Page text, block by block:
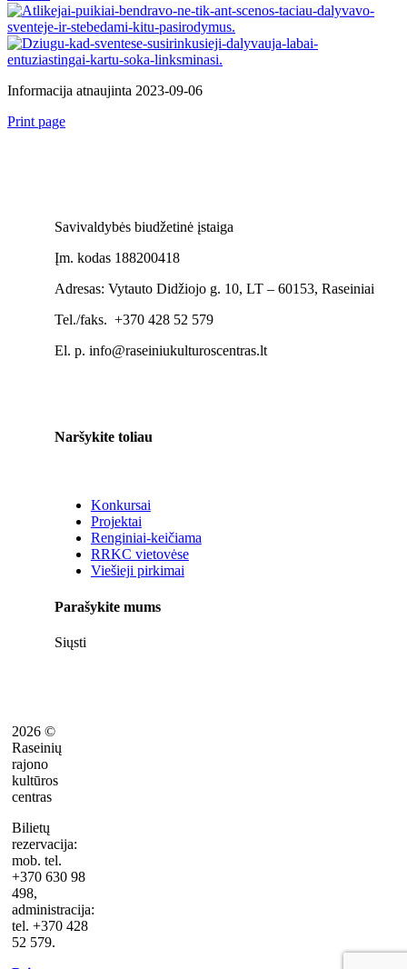
Informacija atnaujinta 2023-09-06
Print page
Savivaldybės biudžetinė įstaiga
Įm. kodas 188200418
Adresas: Vytauto Didžiojo g. 10, LT – 60153, Raseiniai
Tel./faks. +370 428 52 579
El. p. info@raseiniukulturoscentras.lt
Naršykite toliau
Konkursai
Projektai
Renginiai-keičiama
RRKC vietovėse
Viešieji pirkimai
Parašykite mums
Siųsti
2026 ©
Raseinių
rajono
kultūros
centras
Bilietų
rezervacija:
mob. tel.
+370 630 98
498,
administracija:
tel. +370 428
52 579.